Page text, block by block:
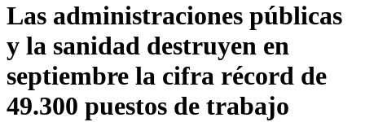
Las administraciones públicas
y la sanidad destruyen en
septiembre la cifra récord de
49.300 puestos de trabajo